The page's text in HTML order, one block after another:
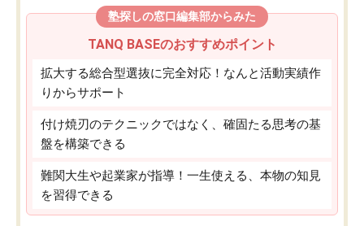
塾探しの窓口編集部からみた
TANQ BASEのおすすめポイント
拡大する総合型選抜に完全対応！なんと活動実績作
りからサポート
付け焼刃のテクニックではなく、確固たる思考の基
盤を構築できる
難関大生や起業家が指導！一生使える、本物の知見
を習得できる